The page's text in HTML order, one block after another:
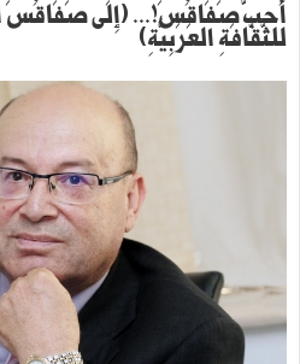
أُحِبُّ صَفَاقُسَ!... (إِلَى صَفَاقُسَ
للثَّقًّافَةِ العَرَبِيَّةِ)